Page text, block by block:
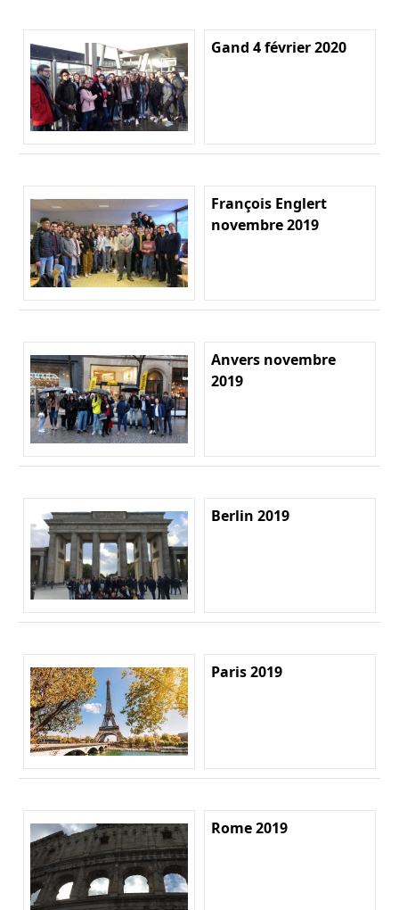
Gand 4 février 2020
François Englert
novembre 2019
Anvers novembre
2019
Berlin 2019
Paris 2019
Rome 2019